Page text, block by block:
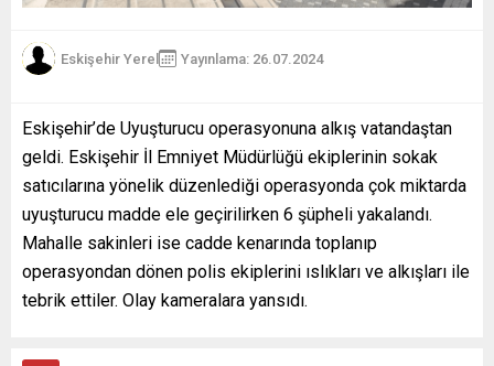
Eskişehir Yerel Yayınlama: 26.07.2024
Eskişehir’de Uyuşturucu operasyonuna alkış vatandaştan
geldi. Eskişehir İl Emniyet Müdürlüğü ekiplerinin sokak
satıcılarına yönelik düzenlediği operasyonda çok miktarda
uyuşturucu madde ele geçirilirken 6 şüpheli yakalandı.
Mahalle sakinleri ise cadde kenarında toplanıp
operasyondan dönen polis ekiplerini ıslıkları ve alkışları ile
tebrik ettiler. Olay kameralara yansıdı.